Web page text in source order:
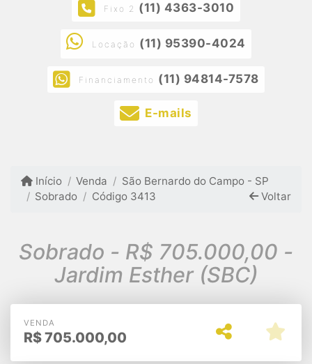
Fixo 2 (11) 4363-3010
Locação (11) 95390-4024
Financiamento (11) 94814-7578
E-mails
Início Venda
São Bernardo do Campo - SP
Sobrado
Código 3413 Voltar
Sobrado - R$ 705.000,00 -
Jardim Esther (SBC)
VENDA
R$705.000,00